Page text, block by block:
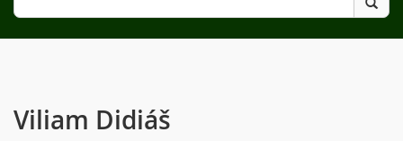
Viliam Didiáš